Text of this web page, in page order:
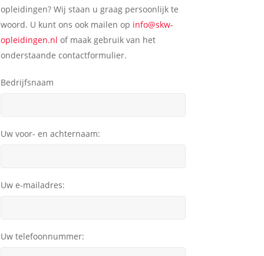
opleidingen? Wij staan u graag persoonlijk te
woord. U kunt ons ook mailen op info@skw-
opleidingen.nl of maak gebruik van het
onderstaande contactformulier.
Bedrijfsnaam
Uw voor- en achternaam:
Uw e-mailadres:
Uw telefoonnummer: